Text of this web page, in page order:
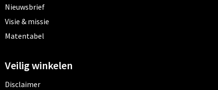
Nieuwsbrief
Visie & missie
Matentabel
Veilig winkelen
Disclaimer